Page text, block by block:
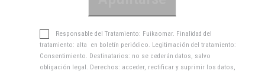
Responsable del Tratamiento: Fuikaomar. Finalidad del
tratamiento: alta en boletín periódico. Legitimación del tratamiento:
Consentimiento. Destinatarios: no se cederán datos, salvo
obligación legal. Derechos: acceder, rectificar y suprimir los datos,